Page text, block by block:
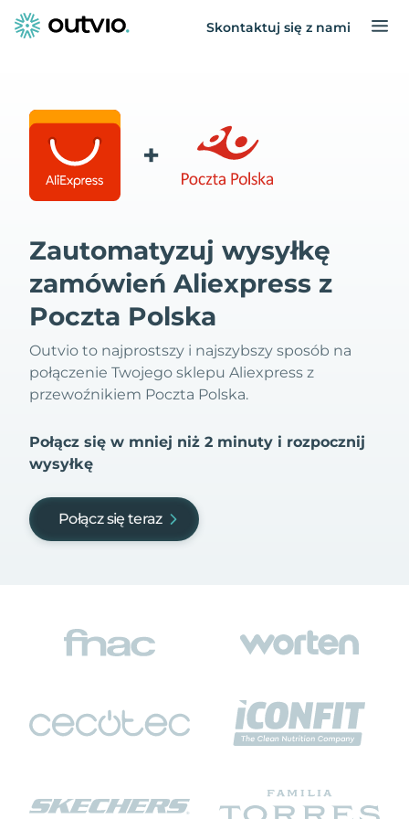
Skontaktuj się z nami
+
Zautomatyzuj wysyłkę
zamówień Aliexpress z
Poczta Polska
Outvio to najprostszy i najszybszy sposób na
połączenie Twojego sklepu Aliexpress z
przewoźnikiem Poczta Polska.
Połącz się w mniej niż 2 minuty i rozpocznij
wysyłkę
Połącz się teraz